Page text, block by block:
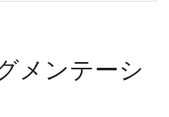
メンテーシ